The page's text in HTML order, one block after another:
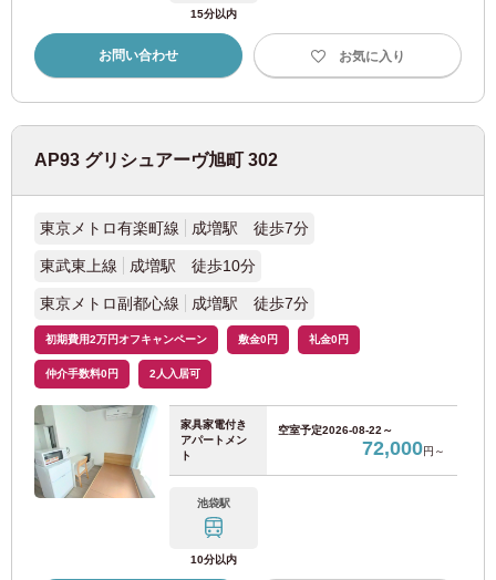
15分以内
お問い合わせ お気に入り
AP93 グリシュアーヴ旭町 302
東京メトロ有楽町線 成増駅 徒歩7分
東武東上線 成増駅 徒歩10分
東京メトロ副都心線 成増駅 徒歩7分
初期費用2万円オフキャンペーン 敷金0円 礼金0円
仲介手数料0円 2人入居可
家具家電付き
アパートメン
ト
空室予定2026-08-22～
72,000円～
池袋駅
10分以内
JR函館本線 (1)
札幌市交通局